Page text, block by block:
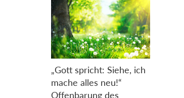
„Gott spricht: Siehe, ich
mache alles neu!“
Offenbarung des